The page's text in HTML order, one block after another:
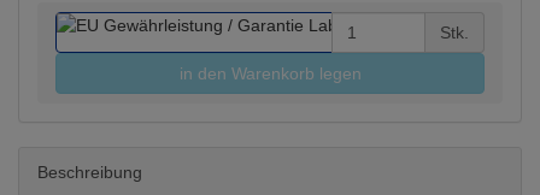
Stk.
in den Warenkorb legen
Beschreibung